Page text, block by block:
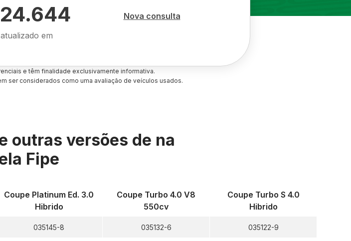
em
Nova consulta
e têm finalidade exclusivamente informativa.
ser considerados como uma avaliação de veículos usados.
outras versões de na
Fipe
Coupe Platinum Ed. 3.0
Hibrido
035145-8
Coupe Turbo 4.0 V8
550cv
035132-6
Coupe Turbo S 4.0
Hibrido
035122-9